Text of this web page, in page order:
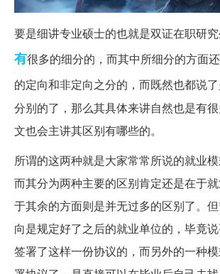
要是细讲专业硕士的也就是双证在职研
有很多的细分的，而其中所细分的方面
的定向和非定向之分的，而既然也都说
分别的了，那么其具体来讲自然也是有
文也会主讲其区别有哪些的。
所谓的这两种就是大家常常所说的就业模
而其分为两种主要的区别肯定还是在于
于其余的方面则是并无过多的区别了。
向是规定好了之后的就业单位的，毕竟
签署了这样一份协议的，而另外的一种